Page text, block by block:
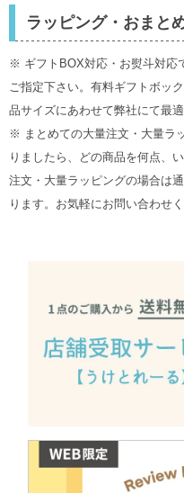
ラッピング・おまと
※ ギフトBOX対応・お熨斗対応
ご指定下さい。有料ギフトボッ
品サイズにあわせて弊社にて最
※ まとめての大量注文・大量ラ
りましたら、どの商品を何点、
注文・大量ラッピングの場合は
ります。お気軽にお問い合わせく